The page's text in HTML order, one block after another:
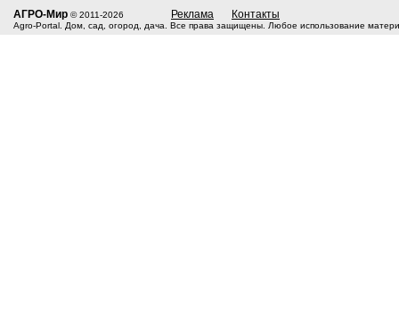
АГРО-Мир © 2011-2026 Реклама Контакты
Agro-Portal. Дом, сад, огород, дача. Все права защищены. Любое использование